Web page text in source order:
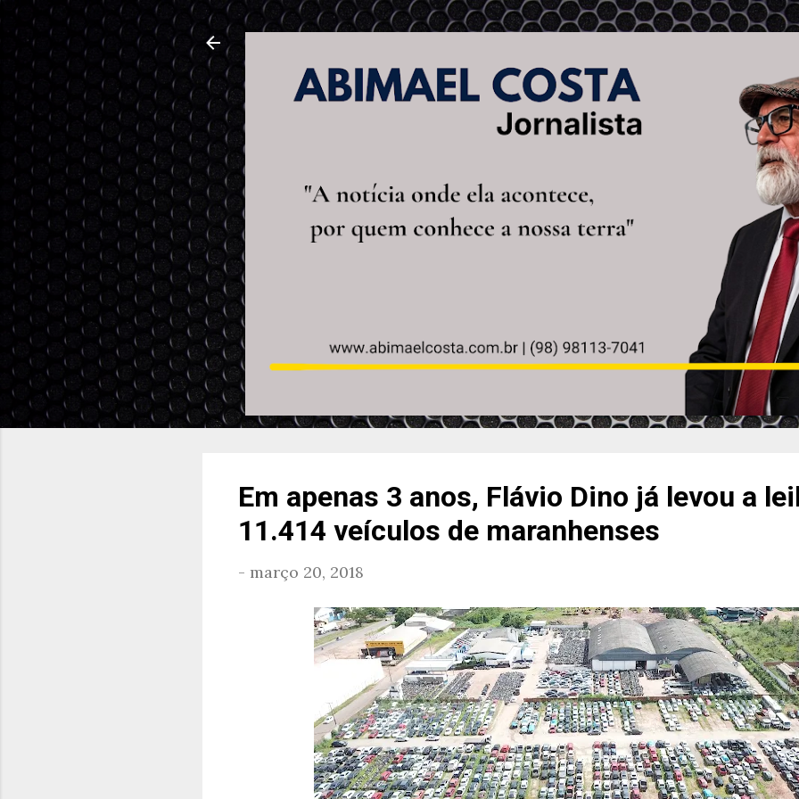
Pular para o conteúdo principal
Em apenas 3 anos, Flávio Dino já levou a
11.414 veículos de maranhenses
- março 20, 2018